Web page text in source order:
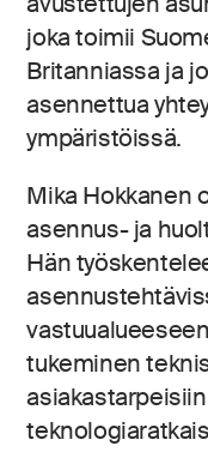
joka toimii
Britanniassa ja
asennettua
ympäristöissä.
Mika Hokkanen
asennus- ja
Hän
tukeminen